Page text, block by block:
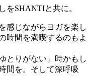
をSHANTIと共に。
感じながらヨガを楽し
時間を満喫するのもよ
とりがない」時かもし
間を。そして深呼吸